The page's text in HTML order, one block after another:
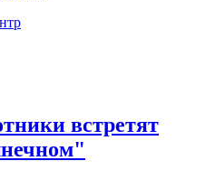
встретят